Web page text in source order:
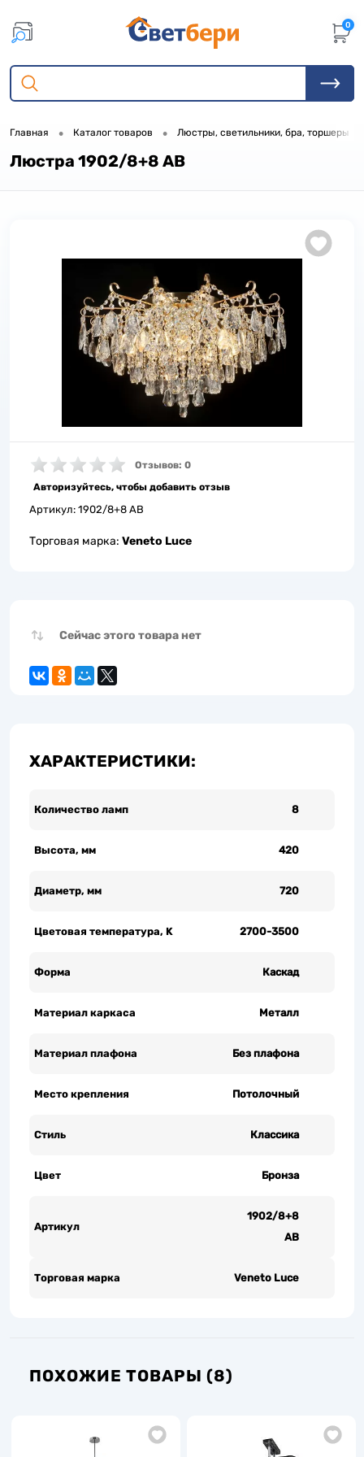
0
Главная • Каталог товаров • Люстры, светильники, бра, торшеры
Люстра 1902/8+8 AB
Отзывов: 0
Авторизуйтесь, чтобы добавить отзыв
Артикул: 1902/8+8 AB
Торговая марка: Veneto Luce
Сейчас этого товара нет
ХАРАКТЕРИСТИКИ:
Количество ламп 8
Высота, мм 420
Диаметр, мм 720
Цветовая температура, K 2700-3500
Форма Каскад
Материал каркаса Металл
Материал плафона Без плафона
Место крепления Потолочный
Стиль Классика
Цвет Бронза
Артикул
1902/8+8
AB
Торговая марка Veneto Luce
ПОХОЖИЕ ТОВАРЫ (8)